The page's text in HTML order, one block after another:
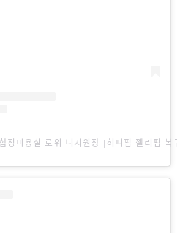
미용실 로위 니지원장 |히피펌 젤리펌